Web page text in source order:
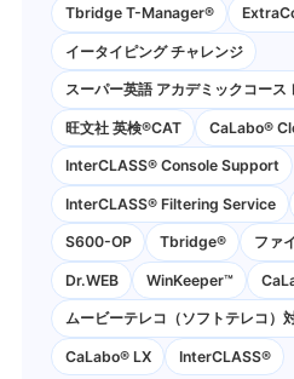
Tbridge T-Manager®
イータイピング チャレンジ
スーパー英語 アカデミックコース
旺文社 英検®CAT CaLabo®︎
InterCLASS®︎ Console Support
InterCLASS®︎ Filtering Service
S600-OP Tbridge® ファ
Dr.WEB WinKeeper™
ムービーテレコ（ソフトテレコ）
CaLabo® LX InterCLASS®